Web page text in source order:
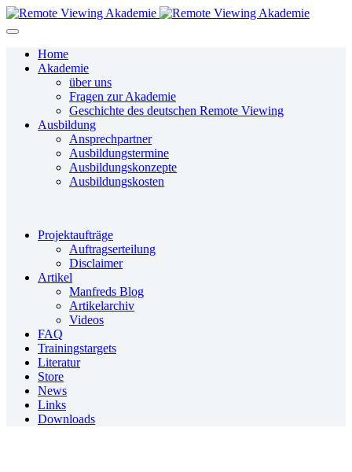
Home
Akademie
über uns
Fragen zur Akademie
Geschichte des deutschen Remote Viewing
Ausbildung
Ansprechpartner
Ausbildungstermine
Ausbildungskonzepte
Ausbildungskosten
Projektaufträge
Auftragserteilung
Disclaimer
Artikel
Manfreds Blog
Artikelarchiv
Videos
FAQ
Trainingstargets
Literatur
Store
News
Links
Downloads